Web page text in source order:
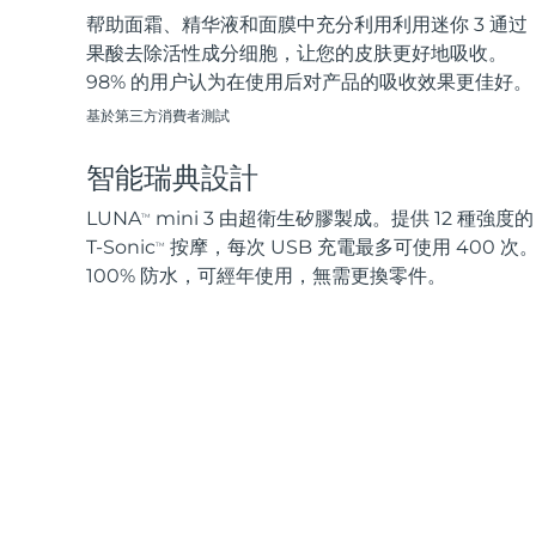
帮助面霜、精华液和面膜中充分利用利用迷你 3 通过
果酸去除活性成分细胞，让您的皮肤更好地吸收。
98% 的用户认为在使用后对产品的吸收效果更佳好。
基於第三方消費者測試
智能瑞典設計
LUNATM
mini 3 由超衛生矽膠製成。提供 12 種強度的
T-SonicTM
按摩，每次 USB 充電最多可使用 400 次
100% 防水，可經年使用，無需更換零件。